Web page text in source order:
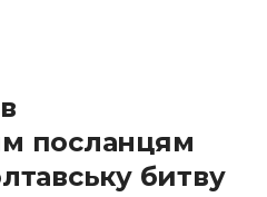
посланцям
битву